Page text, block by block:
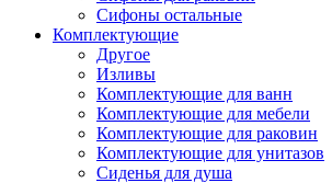
Сифоны остальные
Комплектующие
Другое
Изливы
Комплектующие для ванн
Комплектующие для мебели
Комплектующие для раковин
Комплектующие для унитазов
Сиденья для душа